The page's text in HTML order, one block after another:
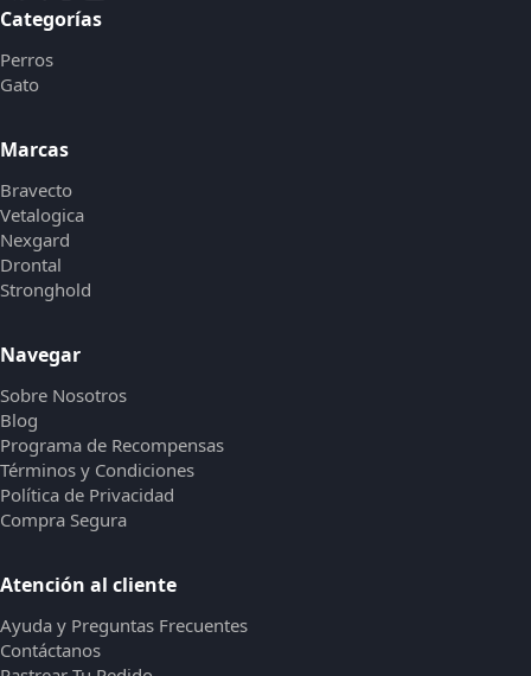
Categorías
Perros
Gato
Marcas
Bravecto
Vetalogica
Nexgard
Drontal
Stronghold
Navegar
Sobre Nosotros
Blog
Programa de Recompensas
Términos y Condiciones
Política de Privacidad
Compra Segura
Atención al cliente
Ayuda y Preguntas Frecuentes
Contáctanos